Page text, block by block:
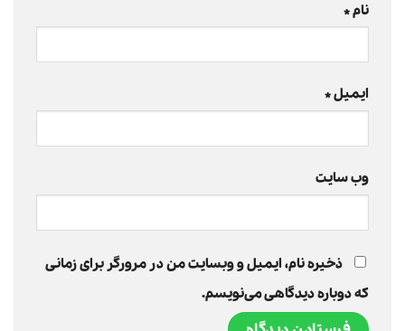
نام*
ایمیل*
وب‌ سایت
ذخیره نام، ایمیل و وبسایت من در مرورگر برای زمانی
که دوباره دیدگاهی می‌نویسم.